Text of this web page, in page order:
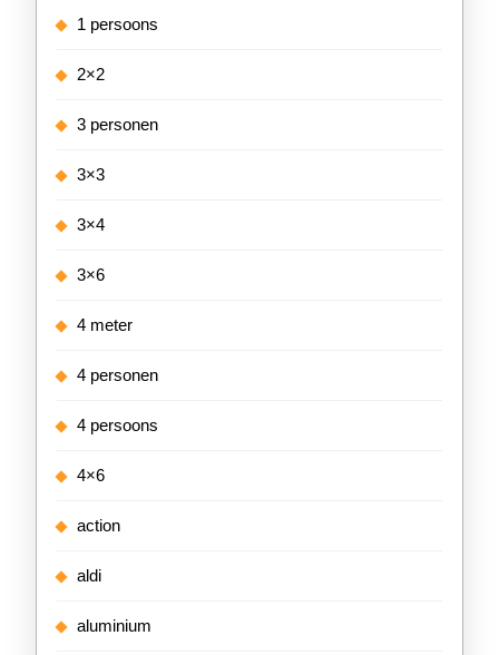
1 persoons
2×2
3 personen
3×3
3×4
3×6
4 meter
4 personen
4 persoons
4×6
action
aldi
aluminium